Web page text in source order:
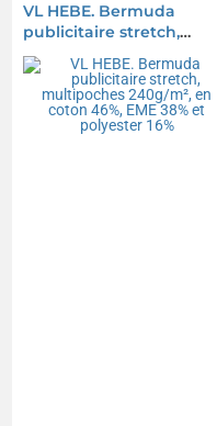
VL HEBE. Bermuda
publicitaire stretch,
multipoches 240g/m², en
coton 46%, EME 38% et
polyester 16%